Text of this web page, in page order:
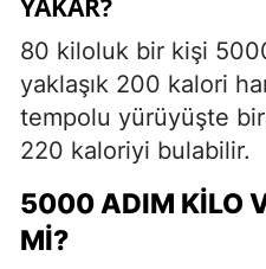
YAKAR?
80 kiloluk bir kişi
yaklaşık 200 kalori
tempolu yürüyüşte
220 kaloriyi bulabilir.
5000 ADIM KILO
MI?